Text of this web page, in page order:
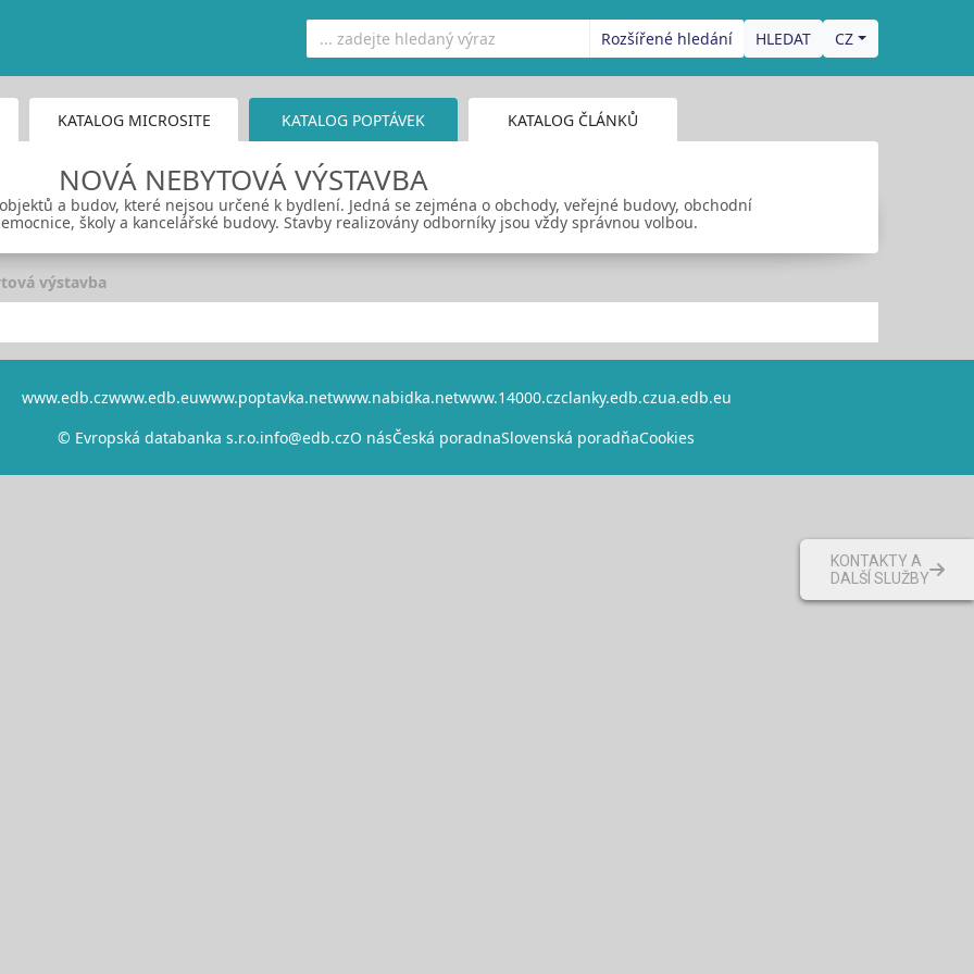
Rozšířené hledání CZ
KATALOG MICROSITE KATALOG POPTÁVEK KATALOG ČLÁNKŮ
NOVÁ NEBYTOVÁ VÝSTAVBA
a budov, které nejsou určené k bydlení. Jedná se zejména o obchody, veřejné budovy, obchodní
školy a kancelářské budovy. Stavby realizovány odborníky jsou vždy správnou volbou.
výstavba
www.edb.czwww.edb.euwww.poptavka.netwww.nabidka.netwww.14000.czclanky.edb.czua.edb.eu
© Evropská databanka s.r.o.info@edb.czO násČeská poradnaSlovenská poradňaCookies
KONTAKTY A
DALŠÍ SLUŽBY